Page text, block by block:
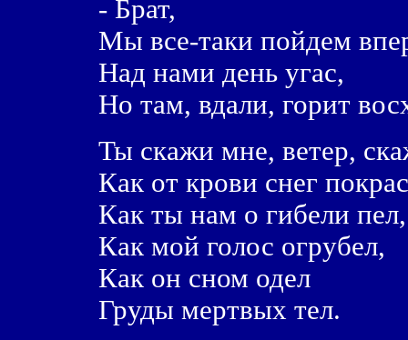
- Брат,
Мы все-таки пойдем
Над нами день угас,
Но там, вдали, горит
Ты скажи мне, ветер,
Как от крови снег
Как ты нам о гибели пел,
Как мой голос огрубел,
Как он сном одел
Груды мертвых тел.